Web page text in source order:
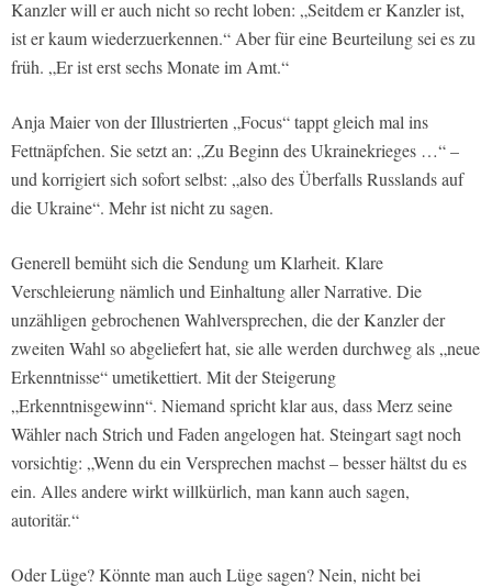
Kanzler will er auch nicht so recht loben: „Seitdem er Kanzler ist,
ist er kaum wiederzuerkennen.“ Aber für eine Beurteilung sei es zu
früh. „Er ist erst sechs Monate im Amt.“
Anja Maier von der Illustrierten „Focus“ tappt gleich mal ins
Fettnäpfchen. Sie setzt an: „Zu Beginn des Ukrainekrieges …“ –
und korrigiert sich sofort selbst: „also des Überfalls Russlands auf
die Ukraine“. Mehr ist nicht zu sagen.
Generell bemüht sich die Sendung um Klarheit. Klare
Verschleierung nämlich und Einhaltung aller Narrative. Die
unzähligen gebrochenen Wahlversprechen, die der Kanzler der
zweiten Wahl so abgeliefert hat, sie alle werden durchweg als „neue
Erkenntnisse“ umetikettiert. Mit der Steigerung
„Erkenntnisgewinn“. Niemand spricht klar aus, dass Merz seine
Wähler nach Strich und Faden angelogen hat. Steingart sagt noch
vorsichtig: „Wenn du ein Versprechen machst – besser hältst du es
ein. Alles andere wirkt willkürlich, man kann auch sagen,
autoritär.“
Oder Lüge? Könnte man auch Lüge sagen? Nein, nicht bei